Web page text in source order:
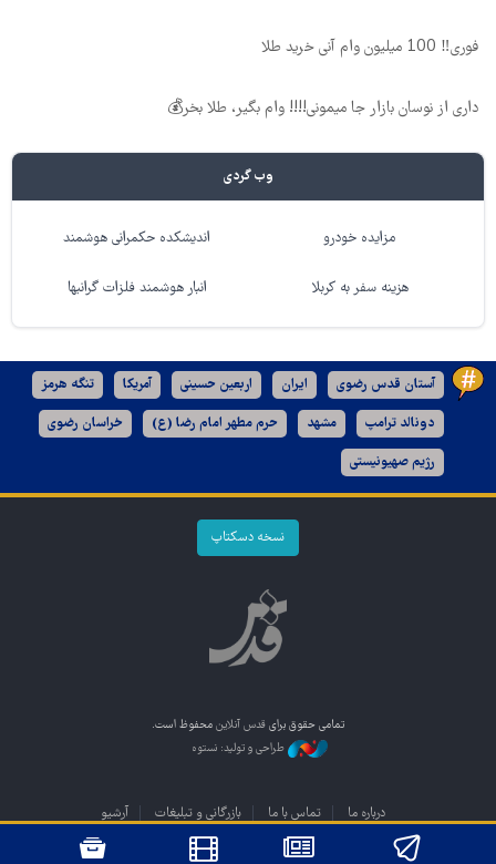
فوری‼️ 100 میلیون وام آنی خرید طلا
داری از نوسان بازار جا میمونی!!!! وام بگیر، طلا بخر💰
وب گردی
مزایده خودرو اندیشکده حکمرانی هوشمند
هزینه سفر به کربلا انبار هوشمند فلزات گرانبها
آستان قدس رضوی ایران اربعین حسینی آمریکا تنگه هرمز
دونالد ترامپ مشهد حرم مطهر امام رضا (ع) خراسان رضوی
رژیم صهیونیستی
نسخه دسکتاپ
تمامی حقوق برای قدس آنلاین محفوظ است.
طراحی و تولید: نستوه
درباره ما تماس با ما بازرگانی و تبلیغات آرشیو